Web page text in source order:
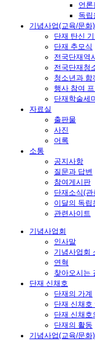
언론
독립
기념사업(교육/문화)
단재 탄신
단재 추모식
전국단재역
전국단재청
청소년과
행사 참여
단재학술세
자료실
출판물
사진
어록
소통
공지사항
질문과 답변
참여게시판
단재소식(
이달의 독립
관련사이트
기념사업회
인사말
기념사업회
연혁
찾아오시는
단재 신채호
단재의 가계
단재 신채호
단재 신채호
단재의 활동
기념사업(교육/문화)